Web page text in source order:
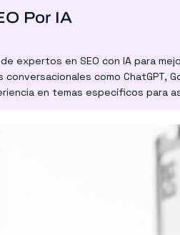
Por IA
expertos en SEO con IA para
como ChatGPT,
en temas específicos para